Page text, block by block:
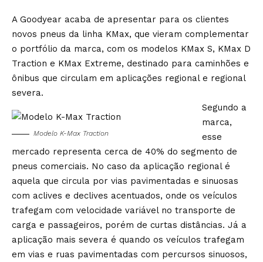
A Goodyear acaba de apresentar para os clientes
novos pneus da linha KMax, que vieram complementar
o portfólio da marca, com os modelos KMax S, KMax D
Traction e KMax Extreme, destinado para caminhões e
ônibus que circulam em aplicações regional e regional
severa.
Modelo K-Max Traction
Segundo a
marca,
esse
mercado representa cerca de 40% do segmento de
pneus comerciais. No caso da aplicação regional é
aquela que circula por vias pavimentadas e sinuosas
com aclives e declives acentuados, onde os veículos
trafegam com velocidade variável no transporte de
carga e passageiros, porém de curtas distâncias. Já a
aplicação mais severa é quando os veículos trafegam
em vias e ruas pavimentadas com percursos sinuosos,